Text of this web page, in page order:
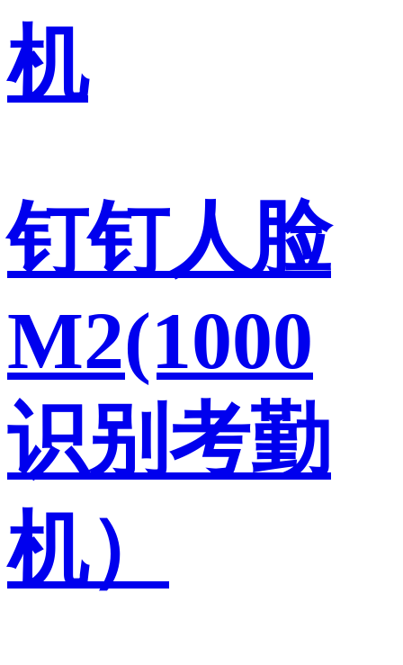
机
钉钉人脸
M2(1000
识别考勤
机）